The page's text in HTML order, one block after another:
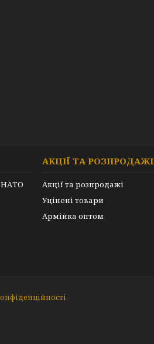
НАТО
АКЦІЇ ТА РОЗПРОДАЖІ
Акції та розпродажі
Уцінені товари
Армійка оптом